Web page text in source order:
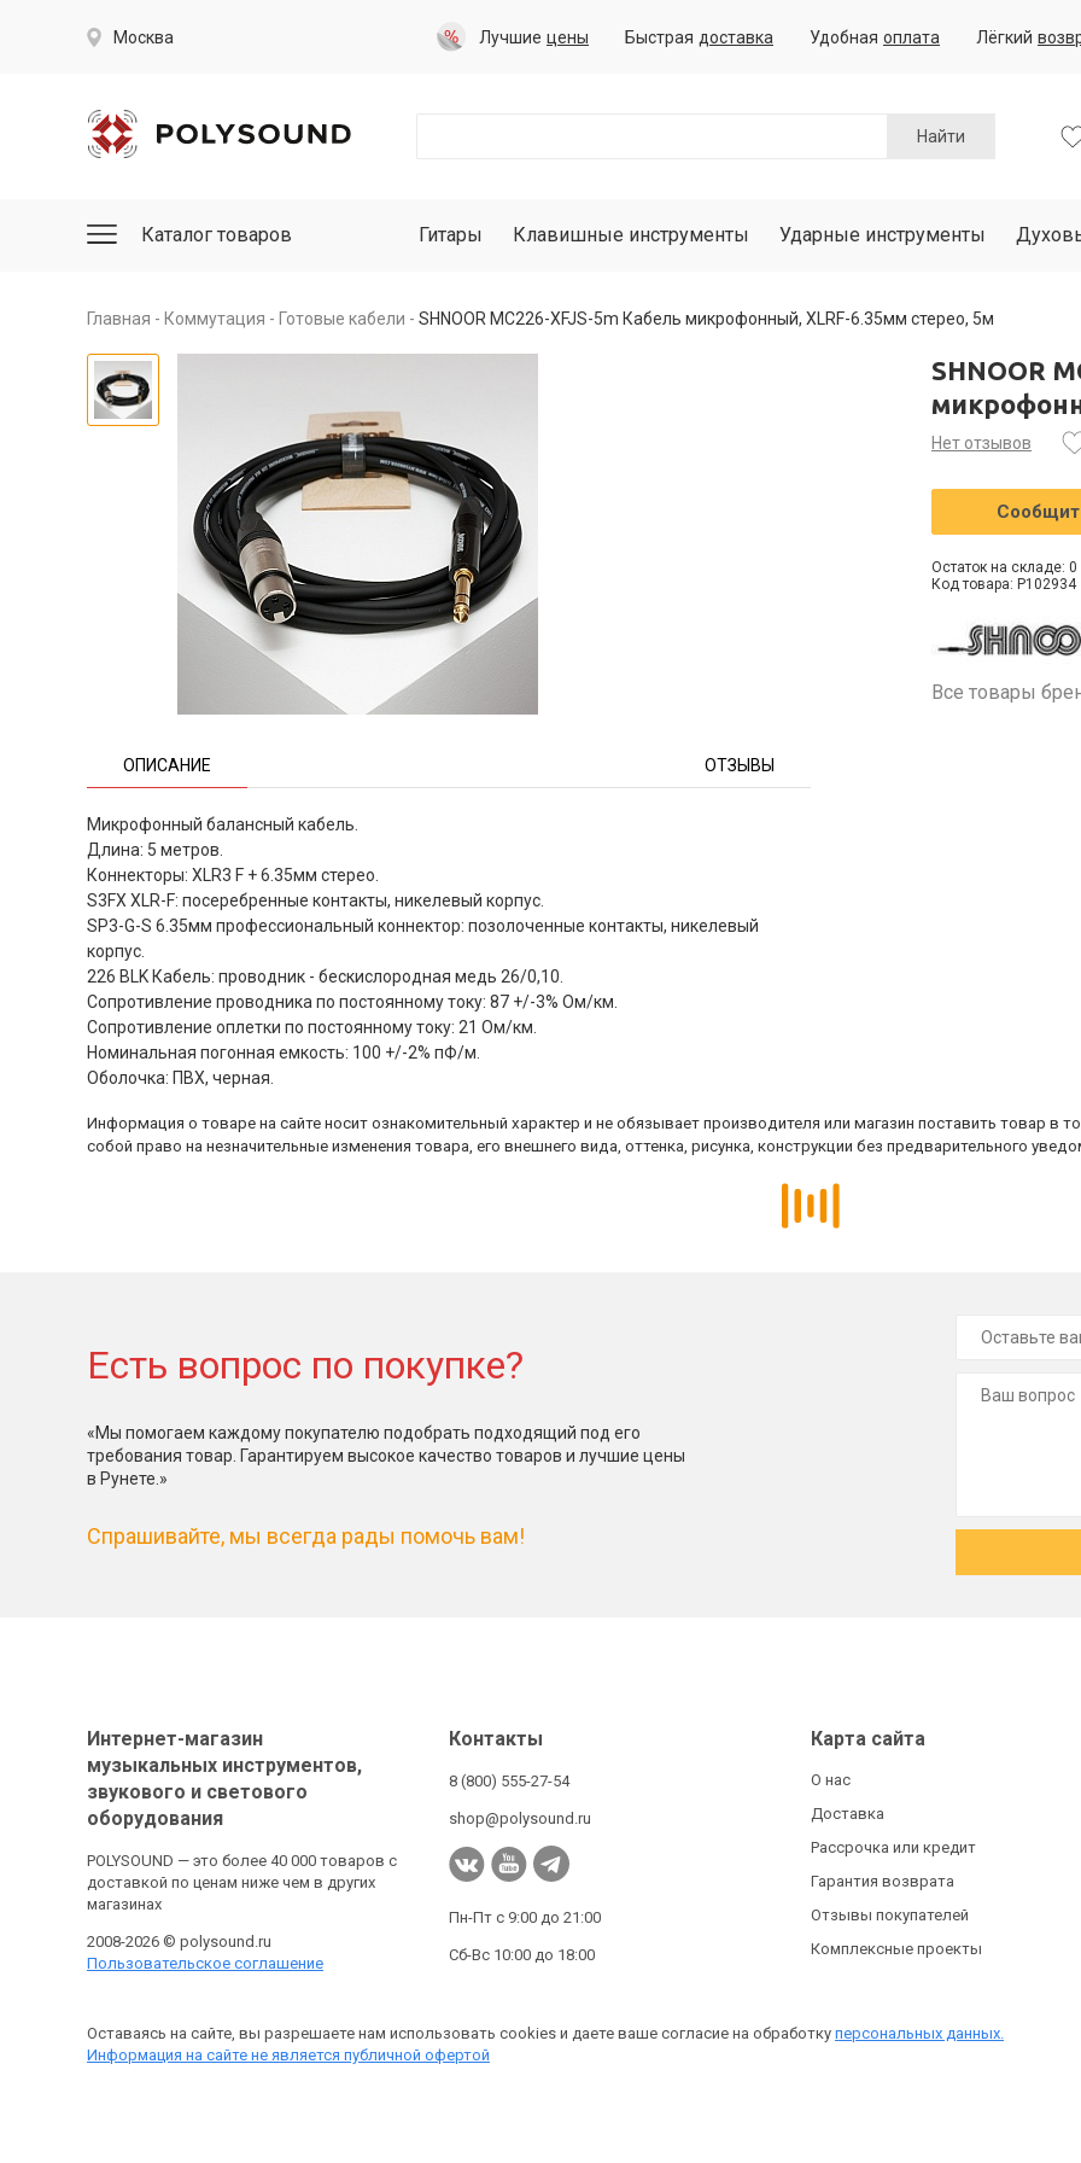
Москва Лучшие цены Быстрая доставка Удобная оплата Лёгкий
Найти
Каталог товаров Гитары Клавишные инструменты Ударные инструменты
Главная Коммутация Готовые кабели SHNOOR MC226-XFJS-5m Кабель микрофонный, XLRF-6.35мм стерео, 5м
ОПИСАНИЕ ОТЗЫВЫ
Микрофонный балансный кабель.
Длина: 5 метров.
Коннекторы: XLR3 F + 6.35мм стерео.
S3FX XLR-F: посеребренные контакты, никелевый корпус.
SP3-G-S 6.35мм профессиональный коннектор: позолоченные контакты, никелевый
корпус.
226 BLK Кабель: проводник - бескислородная медь 26/0,10.
Сопротивление проводника по постоянному току: 87 +/-3% Ом/км.
Сопротивление оплетки по постоянному току: 21 Ом/км.
Номинальная погонная емкость: 100 +/-2% пФ/м.
Оболочка: ПВХ, черная.
SHNOOR
Нет отзывов
Остаток на складе: 0
Код товара: P102934
Все товары
Информация о товаре на сайте носит ознакомительный характер и не обязывает производителя или магазин поставить товар в
собой право на незначительные изменения товара, его внешнего вида, оттенка, рисунка, конструкции без предварительного
Есть вопрос по покупке?
«Мы помогаем каждому покупателю подобрать подходящий под его
требования товар. Гарантируем высокое качество товаров и лучшие цены
в Рунете.»
Спрашивайте, мы всегда рады помочь вам!
Интернет-магазин
музыкальных инструментов,
звукового и светового
оборудования
POLYSOUND — это более 40 000 товаров с
доставкой по ценам ниже чем в других
магазинах
2008-2026 © polysound.ru
Пользовательское соглашение
Контакты
8 (800) 555-27-54
shop@polysound.ru
Пн-Пт с 9:00 до 21:00
Сб-Вс 10:00 до 18:00
Карта сайта
О нас
Доставка
Рассрочка или кредит
Гарантия возврата
Отзывы покупателей
Комплексные проекты
Оставаясь на сайте, вы разрешаете нам использовать cookies и даете ваше согласие на обработку персональных данных.
Информация на сайте не является публичной офертой